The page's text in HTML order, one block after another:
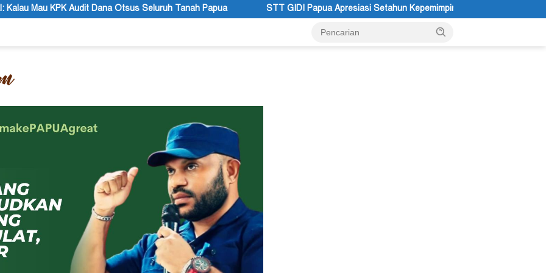
Seluruh Tanah Papua STT GIDI Papua Apresiasi Setahun Kepemimpinan Gubernur dan Wakil Gubernur Papua Pegunungan